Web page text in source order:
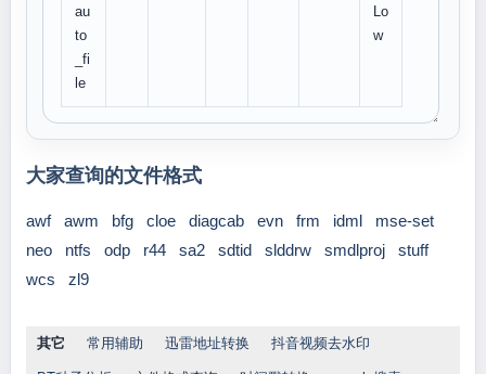
au
to
_fi
le
Lo
w
大家查询的文件格式
awf awm bfg cloe diagcab evn frm idml
mse-set
neo
ntfs odp r44 sa2 sdtid slddrw smdlproj
stuff
wcs
zl9
其它 常用辅助 迅雷地址转换 抖音视频去水印